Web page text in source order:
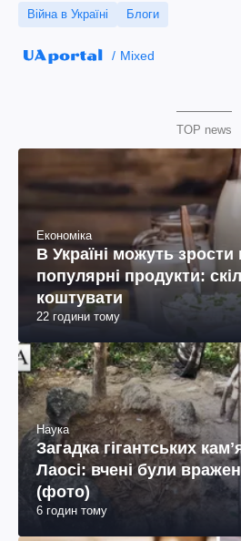
Війна в Україні Блоги
Mixed
TOP news
Економіка
В Україні можуть зрости
популярні продукти:
коштувати
22 години тому
Наука
Загадка гігантських
Лаосі: вчені були
(фото)
6 годин тому